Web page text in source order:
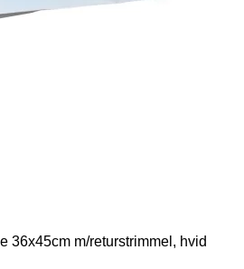
36x45cm m/returstrimmel, hvid